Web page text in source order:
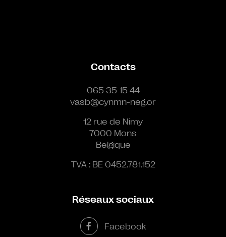
Contacts
065 35 15 44
vasb@cynmn-neg.or
12 rue de Nimy
7000 Mons
Belgique
TVA : BE 0452.781.152
Réseaux sociaux
Facebook